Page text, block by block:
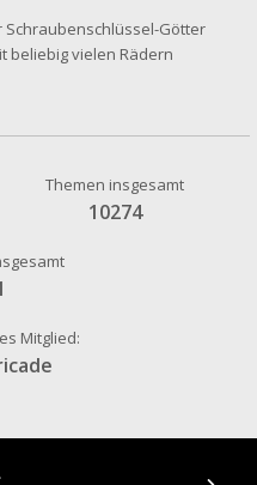
Schraubenschlüssel-Götter
beliebig vielen Rädern
Themen insgesamt
10274
Mitglied: